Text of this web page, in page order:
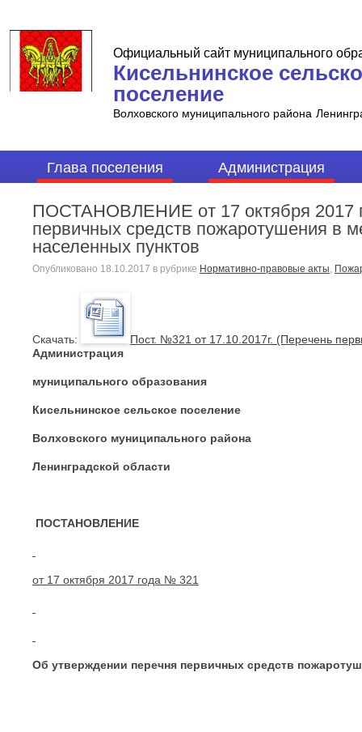
Официальный сайт муниципального
Кисельнинское
поселение
Волховского муниципального района
Глава поселения Администрация
ПОСТАНОВЛЕНИЕ от 17 октября 2017
первичных средств пожаротушения в
населенных пунктов
Опубликовано 18.10.2017 в рубрике Нормативно-правовые акты,
Cкачать:
Пост. №321 от 17.10.2017г. (Перечень
Администрация
муниципального образования
Кисельнинское сельское поселение
Волховского муниципального района
Ленинградской области
ПОСТАНОВЛЕНИЕ
от 17 октября 2017 года № 321
Об утверждении перечня первичных средств